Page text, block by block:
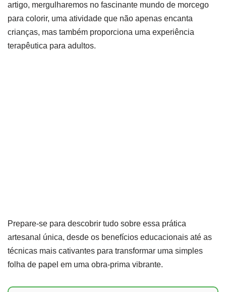
artigo, mergulharemos no fascinante mundo de morcego
para colorir, uma atividade que não apenas encanta
crianças, mas também proporciona uma experiência
terapêutica para adultos.
Prepare-se para descobrir tudo sobre essa prática
artesanal única, desde os benefícios educacionais até as
técnicas mais cativantes para transformar uma simples
folha de papel em uma obra-prima vibrante.